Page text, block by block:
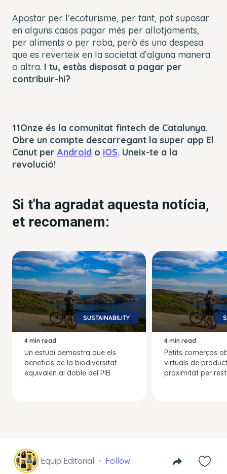
Apostar per l’ecoturisme, per tant, pot suposar
en alguns casos pagar més per allotjaments,
per aliments o per roba, però és una despesa
que es reverteix en la societat d’alguna manera
o altra. I tu, estàs disposat a pagar per
contribuir-hi?
11Onze és la comunitat fintech de Catalunya.
Obre un compte descarregant la super app El
Canut per Android o iOS. Uneix-te a la
revolució!
Si t'ha agradat aquesta notícia,
et recomanem:
SUSTAINABILITY
4 min read
Un estudi demostra que els
beneficis de la biodiversitat
equivalen al doble del PIB
4 min read
Petits comerços
virtuals de
proximitat per
Equip Editorial Follow